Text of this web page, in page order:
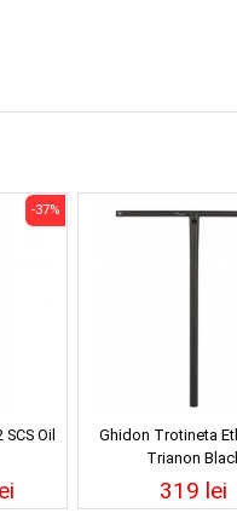
Oil
-37%
Ghidon Trotineta
Trianon
319 lei